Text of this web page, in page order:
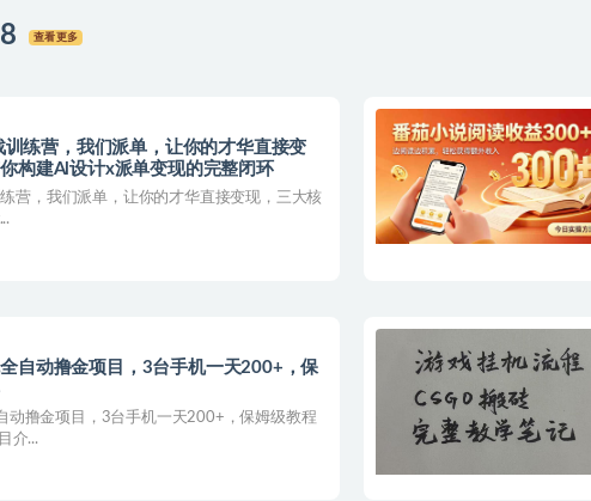
查看更多
训练营，我们派单，让你的才华直接变
构建Al设计x派单变现的完整闭环
营，我们派单，让你的才华直接变现，三大核
全自动撸金项目，3台手机一天200+，保
动撸金项目，3台手机一天200+，保姆级教程
介...